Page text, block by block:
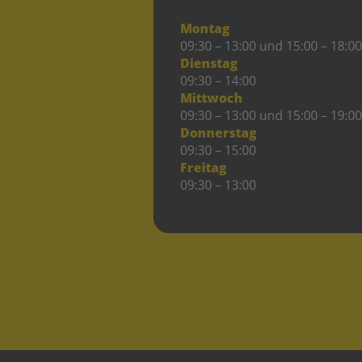
Montag
09:30 – 13:00 und 15:00 – 18:00
Dienstag
09:30 – 14:00
Mittwoch
09:30 – 13:00 und 15:00 – 19:00
Donnerstag
09:30 – 15:00
Freitag
09:30 – 13:00